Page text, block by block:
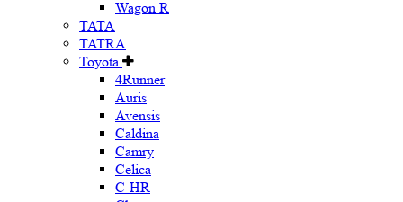
Wagon R
TATA
TATRA
Toyota
4Runner
Auris
Avensis
Caldina
Camry
Celica
C-HR